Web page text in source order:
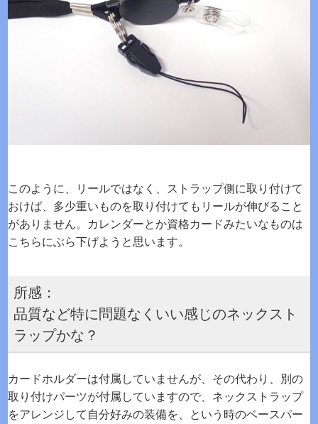
このように、リールではなく、ストラップ側に取り付けて
おけば、多少重いものを取り付けてもリールが伸びること
がありません。カレンダーとか資格カードみたいなものは
こちらにぶら下げようと思います。
所感：
品質など特に問題なくいい感じのネックスト
ラップかな？
カードホルダーは付属していませんが、その代わり、別の
取り付けパーツが付属していますので、ネックストラップ
をアレンジして自分好みの装備を、という時のベースパー